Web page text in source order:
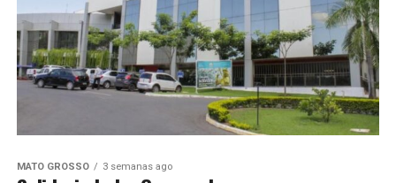
MATO GROSSO 3 semanas ago